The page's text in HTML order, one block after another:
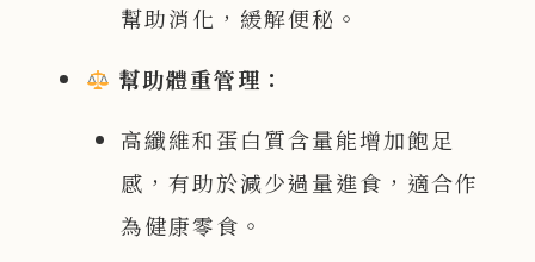
幫助消化，緩解便秘。
幫助體重管理：
高纖維和蛋白質含量能增加飽足
感，有助於減少過量進食，適合作
為健康零食。